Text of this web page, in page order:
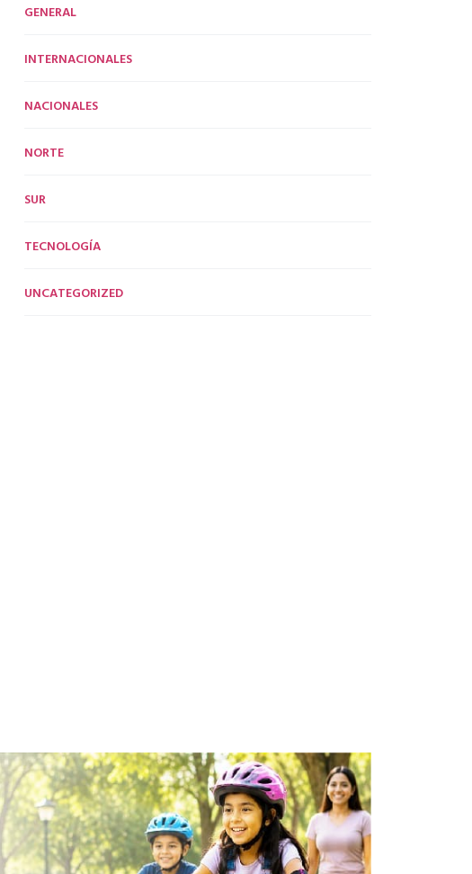
GENERAL
INTERNACIONALES
NACIONALES
NORTE
SUR
TECNOLOGÍA
UNCATEGORIZED